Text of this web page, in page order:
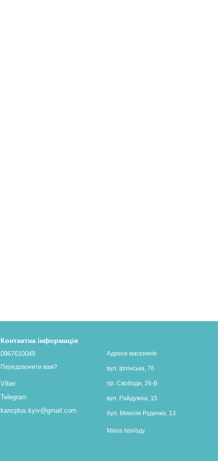
Контактна інформація
0967610049
Передзвонити вам?
Viber
Telegram
kancplus.kyiv@gmail.com
Адреси магазинів
вул. Ірпінська, 76
пр. Свободи, 26-В
вул. Райдужна, 15
бул. Миколи Руденка, 13
Мапа проїзду